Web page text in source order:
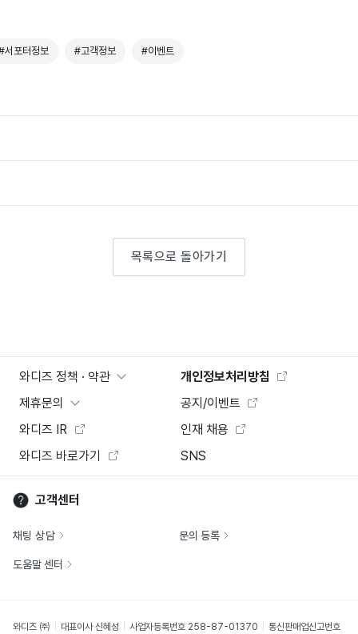
서포터정보 #고객정보 #이벤트
목록으로 돌아가기
와디즈 정책 · 약관
개인정보처리방침
제휴문의
공지/이벤트
와디즈 IR
인재 채용
와디즈 바로가기
SNS
고객센터
채팅 상담 문의 등록
도움말 센터
와디즈 ㈜ 대표이사 신혜성 사업자등록번호 258-87-01370 통신판매업신고번호